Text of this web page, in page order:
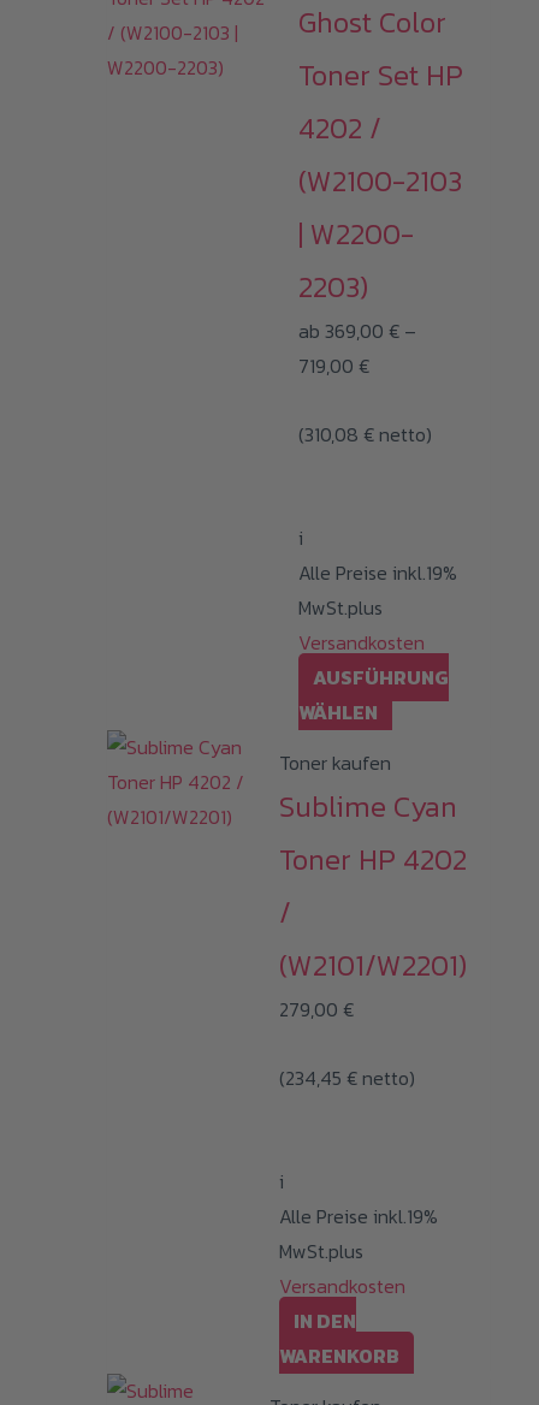
mehrere
Varianten
Die
Optionen
auf
der
gewählt
werden
Ghost Color
Toner Set HP
4202 /
(W2100-2103
| W2200-
2203)
ab 369,00 € –
719,00 €Preisspanne:
bis
(310,08 € netto)
i
Alle Preise inkl.19%
MwSt.plus
Versandkosten
AUSFÜHRUNG
WÄHLEN Dieses
mehrere
Varianten
Optionen
Produktseite
Toner kaufen
Sublime Cyan
Toner HP 4202
/
(W2101/W2201)
279,00 €
(234,45 € netto)
i
Alle Preise inkl.19%
MwSt.plus
Versandkosten
IN DEN
WARENKORB